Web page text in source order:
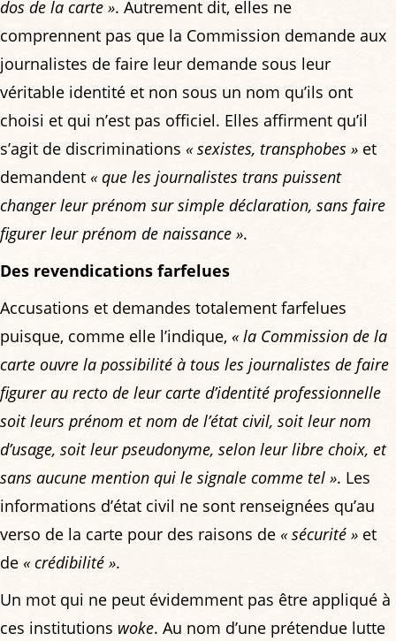
dos de la carte ». Autrement dit, elles ne
comprennent pas que la Commission demande aux
journalistes de faire leur demande sous leur
véritable identité et non sous un nom qu’ils ont
choisi et qui n’est pas officiel. Elles affirment qu’il
s’agit de discriminations « sexistes, transphobes » et
demandent « que les journalistes trans puissent
changer leur prénom sur simple déclaration, sans faire
figurer leur prénom de naissance ».
Des revendications farfelues
Accusations et demandes totalement farfelues
puisque, comme elle l’indique, « la Commission de la
carte ouvre la possibilité à tous les journalistes de faire
figurer au recto de leur carte d’identité professionnelle
soit leurs prénom et nom de l’état civil, soit leur nom
d’usage, soit leur pseudonyme, selon leur libre choix, et
sans aucune mention qui le signale comme tel ». Les
informations d’état civil ne sont renseignées qu’au
verso de la carte pour des raisons de « sécurité » et
de « crédibilité ».
Un mot qui ne peut évidemment pas être appliqué à
ces institutions woke. Au nom d’une prétendue lutte